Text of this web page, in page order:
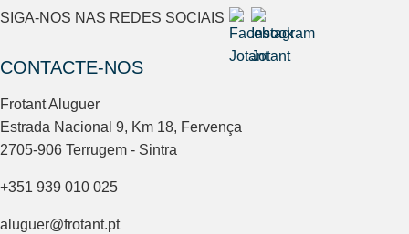
SIGA-NOS NAS REDES SOCIAIS
CONTACTE-NOS
Frotant Aluguer
Estrada Nacional 9, Km 18, Fervença
2705-906 Terrugem - Sintra
+351 939 010 025
aluguer@frotant.pt